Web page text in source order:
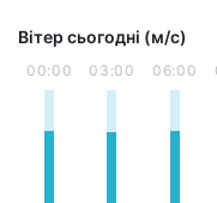
Вітер сьогодні (м/с)
00:00 03:00 06:00